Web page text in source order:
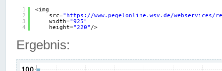
1
2
3
4
<img
src=" https://www.pegelonline.wsv.de/webservices/
width="925"
height="220" />
Ergebnis: